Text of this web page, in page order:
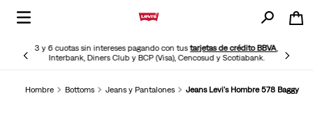
BBVA ,
¡Ya disponible! Paga con YAPE en pocos minutos
Hombre Bottoms Jeans y Pantalones Jeans Levi's Hombre 578 Baggy